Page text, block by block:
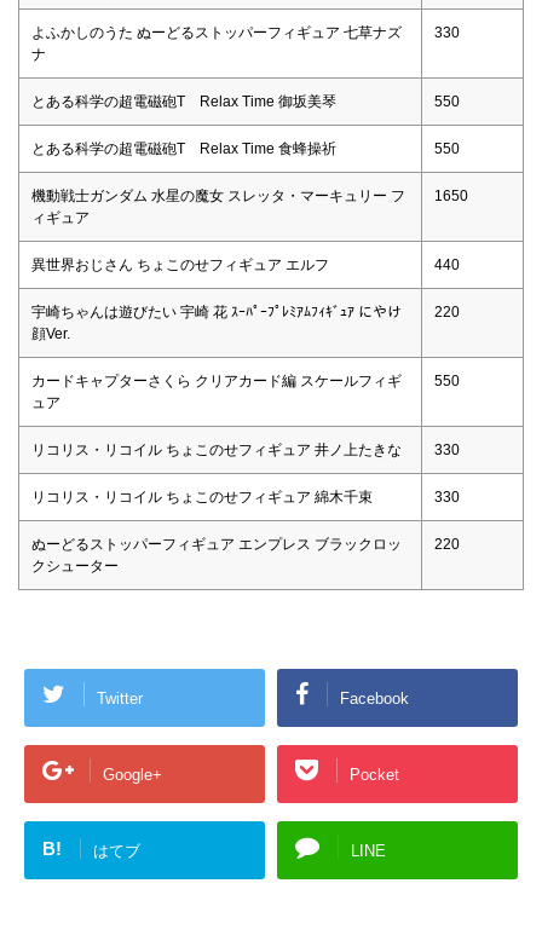
よふかしのうた ぬーどるストッパーフィギュア 七草ナズ
ナ
330
とある科学の超電磁砲T Relax Time 御坂美琴 550
とある科学の超電磁砲T Relax Time 食蜂操祈 550
機動戦士ガンダム 水星の魔女 スレッタ・マーキュリー フ
ィギュア
1650
異世界おじさん ちょこのせフィギュア エルフ 440
宇崎ちゃんは遊びたい 宇崎 花 ｽｰﾊﾟｰﾌﾟﾚﾐｱﾑﾌｨｷﾞｭｱ にやけ
顔Ver.
220
カードキャプターさくら クリアカード編 スケールフィギ
ュア
550
リコリス・リコイル ちょこのせフィギュア 井ノ上たきな 330
リコリス・リコイル ちょこのせフィギュア 綿木千束 330
ぬーどるストッパーフィギュア エンプレス ブラックロッ
クシューター
220
Twitter Facebook
Google+ Pocket
B! はてブ LINE